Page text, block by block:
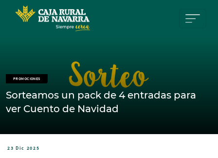
PROMOCIONES
Sorteamos un pack de 4 entradas para
ver Cuento de Navidad
23 Dic 2025